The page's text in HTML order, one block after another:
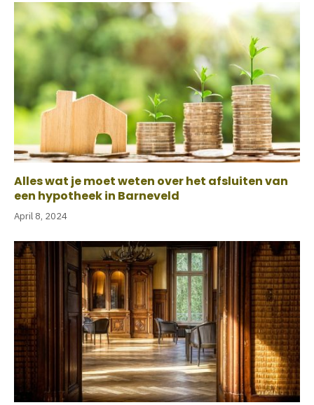
Alles wat je moet weten over het afsluiten van
een hypotheek in Barneveld
April 8, 2024